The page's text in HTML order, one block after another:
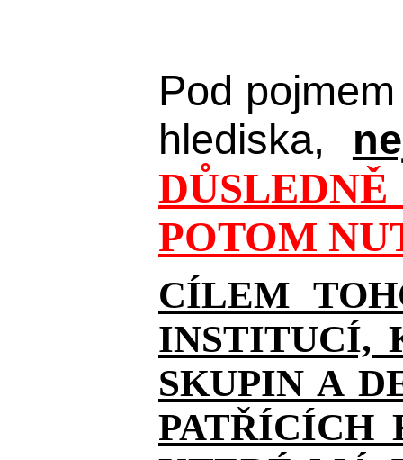
Pod pojmem
hlediska,
POTOM
CÍLEM
INSTITUCÍ,
SKUPIN A
PATŘÍCÍCH